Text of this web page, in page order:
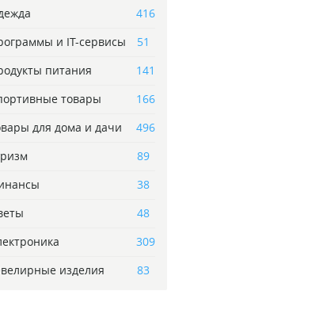
416
и IT-сервисы
51
питания
141
товары
166
для дома и дачи
496
89
38
48
309
изделия
83